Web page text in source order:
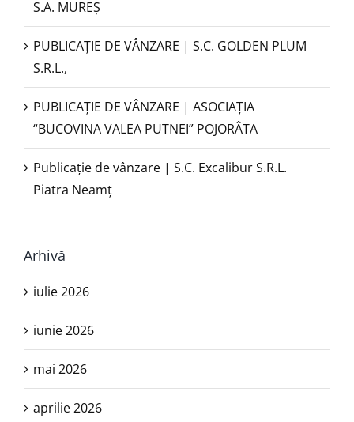
S.A. MUREȘ
PUBLICAȚIE DE VÂNZARE | S.C. GOLDEN PLUM
S.R.L.,
PUBLICAŢIE DE VÂNZARE | ASOCIAȚIA
“BUCOVINA VALEA PUTNEI” POJORÂTA
Publicație de vânzare | S.C. Excalibur S.R.L.
Piatra Neamţ
Arhivă
iulie 2026
iunie 2026
mai 2026
aprilie 2026